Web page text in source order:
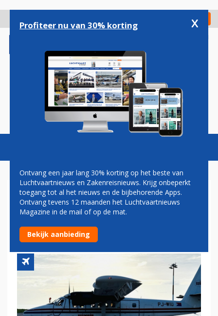
gaan
Check in
Magazine Podcasts Vacatures
PRINSES BEATRIX IN
GECHARTERDE TWIN OTTER
NAAR SABA
Profiteer nu van 30% korting x
Ontvang een jaar lang 30% korting op het beste van
Luchtvaartnieuws en Zakenreisnieuws. Krijg onbeperkt
toegang tot al het nieuws en de bijbehorende Apps.
Ontvang tevens 12 maanden het Luchtvaartnieuws
Magazine in de mail of op de mat.
Bekijk aanbieding